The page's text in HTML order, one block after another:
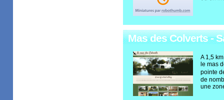
Mas des Colverts -
A 1,5
le mas
pointe
de
une